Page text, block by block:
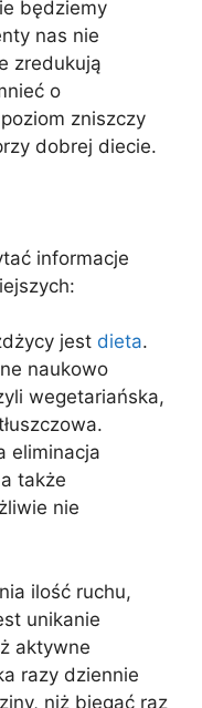
będziemy
nas nie
zredukują
o
zniszczy
dobrej diecie.
informacje
jest dieta.
naukowo
wegetariańska,
eliminacja
także
nie
ilość ruchu,
unikanie
aktywne
razy dziennie
niż biegać raz